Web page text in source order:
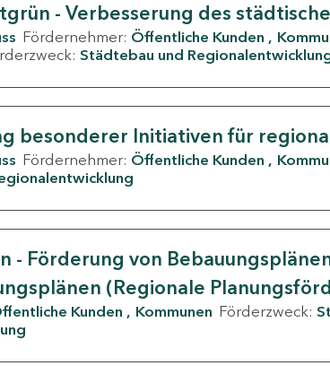
- Verbesserung des
Fördernehmer: Öffentliche Kunden
Städtebau und
besonderer Initiativen für
Fördernehmer: Öffentliche Kunden
- Förderung von
(Regionale
Kunden Kommunen Förderzweck: